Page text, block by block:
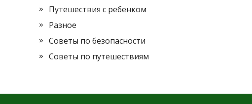
Путешествия с ребенком
Разное
Советы по безопасности
Советы по путешествиям